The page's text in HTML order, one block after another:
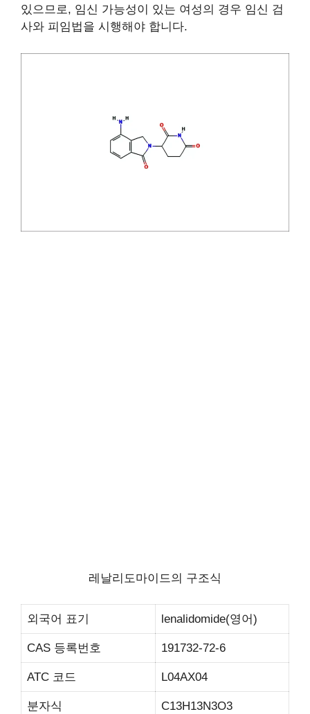
있으므로, 임신 가능성이 있는 여성의 경우 임신 검
사와 피임법을 시행해야 합니다.
레날리도마이드의 구조식
외국어 표기 lenalidomide(영어)
CAS 등록번호 191732-72-6
ATC 코드 L04AX04
분자식 C13H13N3O3